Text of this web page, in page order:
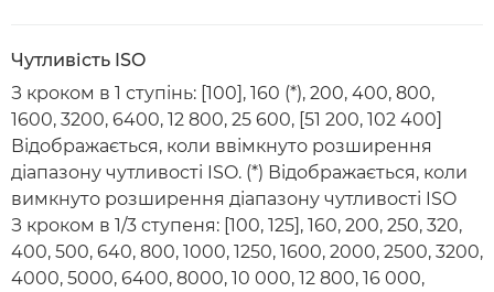
Чутливість ISO
З кроком в 1 ступінь: [100], 160 (*), 200, 400, 800,
1600, 3200, 6400, 12 800, 25 600, [51 200, 102 400]
Відображається, коли ввімкнуто розширення
діапазону чутливості ISO. (*) Відображається, коли
вимкнуто розширення діапазону чутливості ISO
З кроком в 1/3 ступеня: [100, 125], 160, 200, 250, 320,
400, 500, 640, 800, 1000, 1250, 1600, 2000, 2500, 3200,
4000, 5000, 6400, 8000, 10 000, 12 800, 16 000,